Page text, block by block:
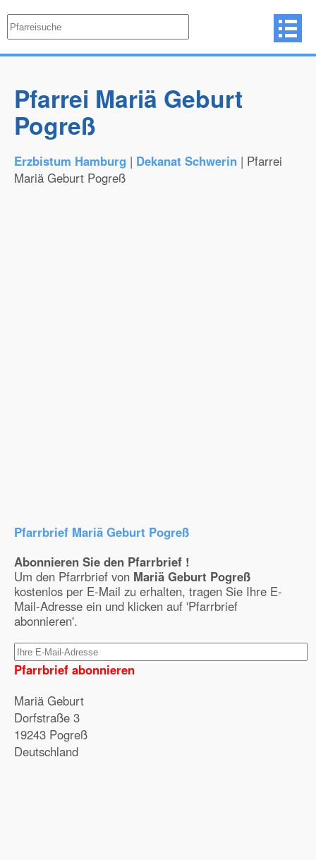
Pfarrei Mariä Geburt
Pogreß
Erzbistum Hamburg | Dekanat Schwerin | Pfarrei
Mariä Geburt Pogreß
Pfarrbrief Mariä Geburt Pogreß
Abonnieren Sie den Pfarrbrief !
Um den Pfarrbrief von Mariä Geburt Pogreß
kostenlos per E-Mail zu erhalten, tragen Sie Ihre E-
Mail-Adresse ein und klicken auf 'Pfarrbrief
abonnieren'.
Pfarrbrief abonnieren
Mariä Geburt
Dorfstraße 3
19243 Pogreß
Deutschland